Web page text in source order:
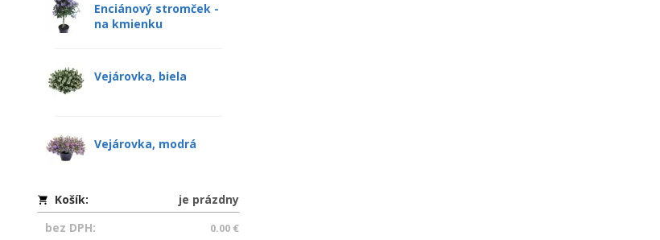
Enciánový stromček -
na kmienku
Vejárovka, biela
Vejárovka, modrá
Košík:
je prázdny
bez DPH:
0.00 €